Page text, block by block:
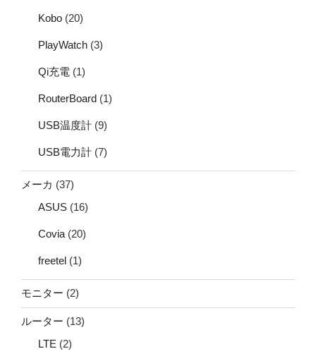
Kobo (20)
PlayWatch (3)
Qi充電 (1)
RouterBoard (1)
USB温度計 (9)
USB電力計 (7)
メーカ (37)
ASUS (16)
Covia (20)
freetel (1)
モニター (2)
ルーター (13)
LTE (2)